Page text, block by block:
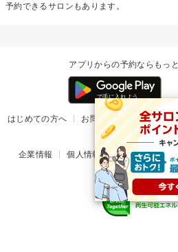
予約できるサロンもあります。
アプリからの予約ならもっ
はじめての方へ お問い合わせ ヘルプ
掲載ご希望のサロ
企業情報 個人情報保護方針 楽天の
© Rakuten